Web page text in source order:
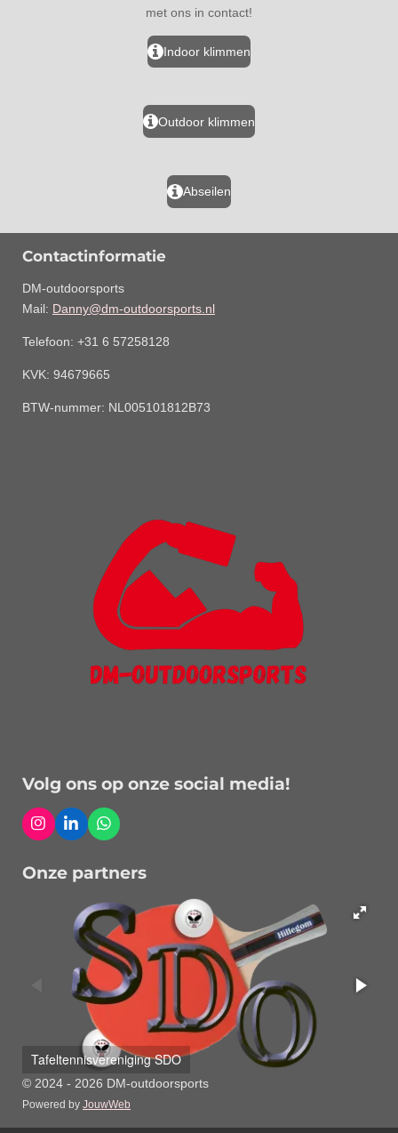
met ons in contact!
Indoor klimmen
Outdoor klimmen
Abseilen
Contactinformatie
DM-outdoorsports
Mail: Danny@dm-outdoorsports.nl
Telefoon: +31 6 57258128
KVK: 94679665
BTW-nummer: NL005101812B73
Volg ons op onze social media!
I
n
t
L
i
k
e
n
W
h
t
A
p
Onze partners
Tafeltennisvereniging SDO
© 2024 - 2026 DM-outdoorsports
Powered by JouwWeb